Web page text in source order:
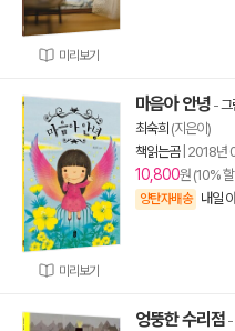
미리보기
미리보기
마음아 안녕 -그
최숙희 (지은이)
책읽는곰| 2018년
10,800원 (10%
양탄자배송 내일
엉뚱한 수리점 -